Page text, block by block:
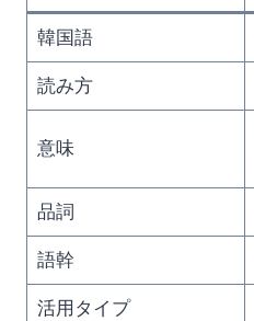
韓国語
読み方
意味
品詞
語幹
活用タイプ